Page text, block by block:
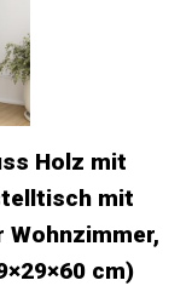
Holz mit
mit
cm)